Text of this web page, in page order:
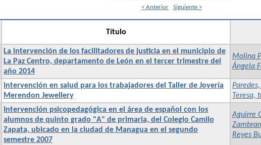
< Anterior
Siguiente >
Título
La intervención de los facilitadores de justicia en el municipio de
La Paz Centro, departamento de León en el tercer trimestre del
año 2014
Molina
Ángela
Intervención en salud para los trabajadores del Taller de Joyería
Merendon Jewellery
Teresa,
Intervención psicopedagógica en el área de español con los
alumnos de quinto grado "A" de primaria, del Colegio Camilo
Zapata, ubicado en la ciudad de Managua en el segundo
semestre 2007
Aguirre
Reyes